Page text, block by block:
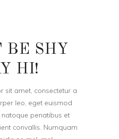
BE SHY
HI!
sit amet, consectetur a
leo, eget euismod
natoque penatibus et
convallis. Numquam